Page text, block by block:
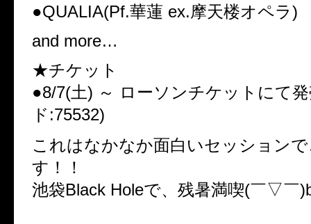
●QUALIA(Pf.華蓮 ex.摩天楼オペラ)
and more…
★チケット
●8/7(土) ～ ローソンチケットにて
ド:75532)
これはなかなか面白いセッション
す！！
池袋Black Holeで、残暑満喫(￣▽￣